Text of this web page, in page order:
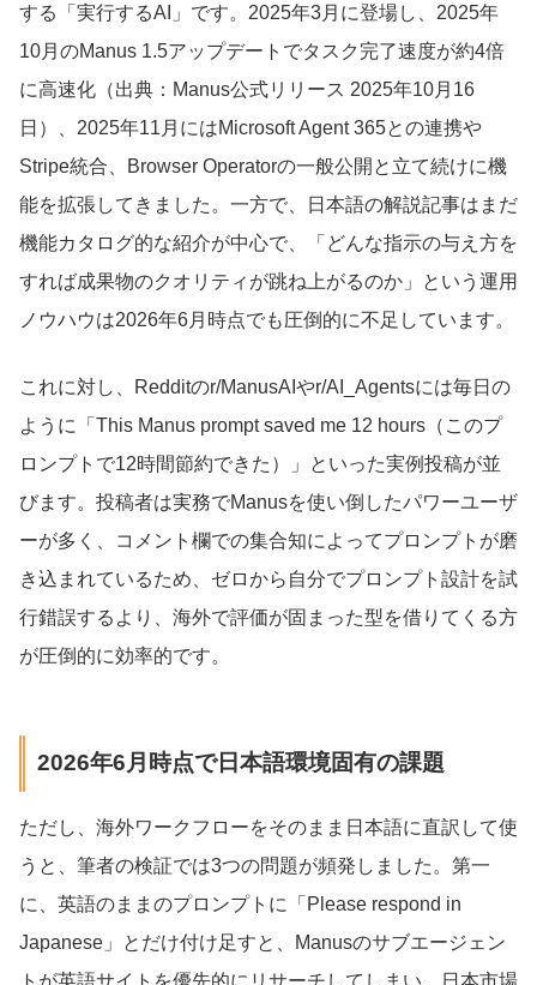
する「実行するAI」です。2025年3月に登場し、2025年
10月のManus 1.5アップデートでタスク完了速度が約4倍
に高速化（出典：Manus公式リリース 2025年10月16
日）、2025年11月にはMicrosoft Agent 365との連携や
Stripe統合、Browser Operatorの一般公開と立て続けに機
能を拡張してきました。一方で、日本語の解説記事はまだ
機能カタログ的な紹介が中心で、「どんな指示の与え方を
すれば成果物のクオリティが跳ね上がるのか」という運用
ノウハウは2026年6月時点でも圧倒的に不足しています。
これに対し、Redditのr/ManusAIやr/AI_Agentsには毎日の
ように「This Manus prompt saved me 12 hours（このプ
ロンプトで12時間節約できた）」といった実例投稿が並
びます。投稿者は実務でManusを使い倒したパワーユーザ
ーが多く、コメント欄での集合知によってプロンプトが磨
き込まれているため、ゼロから自分でプロンプト設計を試
行錯誤するより、海外で評価が固まった型を借りてくる方
が圧倒的に効率的です。
2026年6月時点で日本語環境固有の課題
ただし、海外ワークフローをそのまま日本語に直訳して使
うと、筆者の検証では3つの問題が頻発しました。第一
に、英語のままのプロンプトに「Please respond in
Japanese」とだけ付け足すと、Manusのサブエージェン
トが英語サイトを優先的にリサーチしてしまい、日本市場